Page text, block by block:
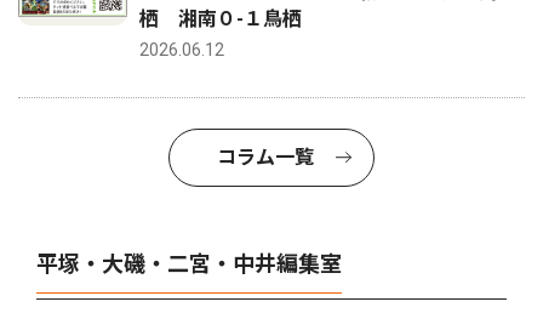
栖 湘南０-１鳥栖
2026.06.12
コラム一覧
平塚・大磯・二宮・中井編集室